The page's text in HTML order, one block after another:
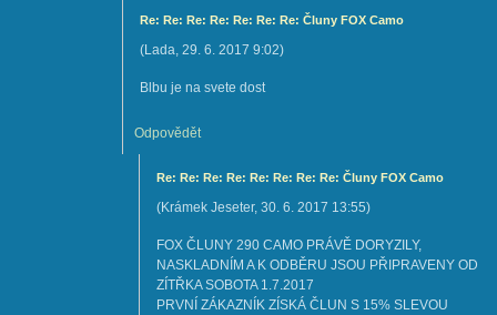
Re: Re: Re: Re: Re: Re: Re: Čluny FOX Camo
(Lada, 29. 6. 2017 9:02)
Blbu je na svete dost
Odpovědět
Re: Re: Re: Re: Re: Re: Re: Re: Čluny FOX Camo
(Krámek Jeseter, 30. 6. 2017 13:55)
FOX ČLUNY 290 CAMO PRÁVĚ DORYZILY,
NASKLADNÍM A K ODBĚRU JSOU PŘIPRAVENY OD
ZÍTŘKA SOBOTA 1.7.2017
PRVNÍ ZÁKAZNÍK ZÍSKÁ ČLUN S 15% SLEVOU